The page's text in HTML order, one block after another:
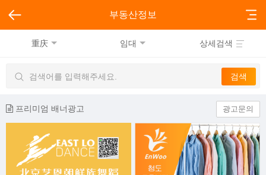
부동산정보
重庆 임대 상세검색
프리미엄 배너광고 광고문의